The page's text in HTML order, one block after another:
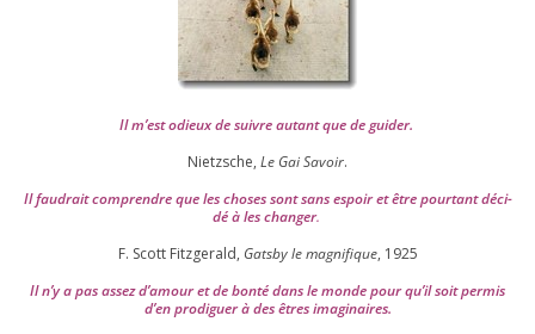
Il m’est odieux de suivre autant que de gui­der.
Nietzsche, Le Gai Savoir.
Il fau­drait com­prendre que les choses sont sans espoir et être pour­tant déci­
dé à les chan­ger.
F. Scott Fitzgerald, Gatsby le magni­fique, 1925
Il n’y a pas assez d’a­mour et de bon­té dans le monde pour qu’il soit per­mis
d’en pro­di­guer à des êtres imaginaires.